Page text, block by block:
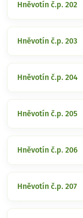
Hněvotín č.p. 202
Hněvotín č.p. 203
Hněvotín č.p. 204
Hněvotín č.p. 205
Hněvotín č.p. 206
Hněvotín č.p. 207